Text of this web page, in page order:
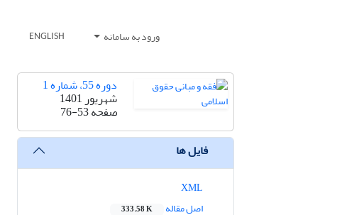
ورود به سامانه ENGLISH
دوره 55، شماره 1
شهریور 1401
صفحه76-53
فایل ها
اصل مقاله
333.58 K